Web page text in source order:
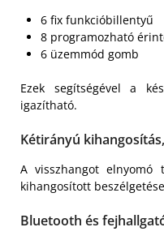
6 fix funkcióbillentyű
8 programozható
6 üzemmód gomb
Ezek segítségével a
igazítható.
Kétirányú
A visszhangot elnyomó
kihangosított
Bluetooth és